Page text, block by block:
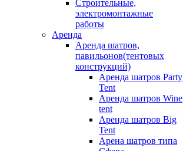
Строительные,
электромонтажные
работы
Аренда
Аренда шатров,
павильонов(тентовых
конструкций)
Аренда шатров Party
Tent
Аренда шатров Wine
tent
Аренда шатров Big
Tent
Арена шатров типа